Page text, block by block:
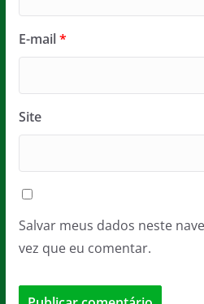
E-mail*
Site
Salvar meus dados neste
vez que eu comentar.